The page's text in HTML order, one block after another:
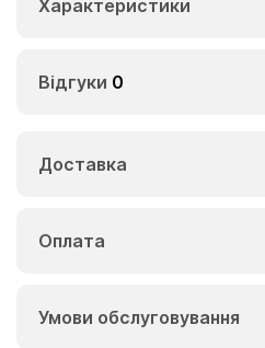
Характеристики
Відгуки 0
Доставка
Оплата
Умови обслуговування